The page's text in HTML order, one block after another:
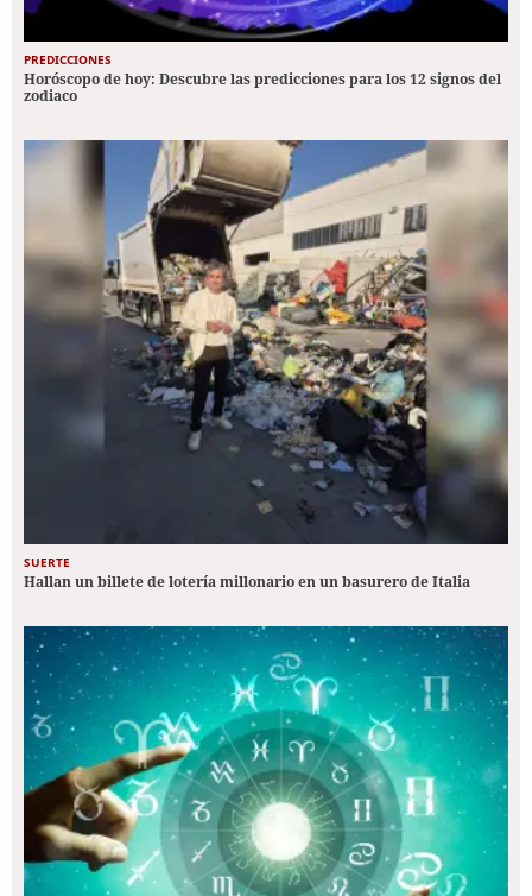
PREDICCIONES
Horóscopo de hoy: Descubre las predicciones para los 12 signos del
zodiaco
SUERTE
Hallan un billete de lotería millonario en un basurero de Italia